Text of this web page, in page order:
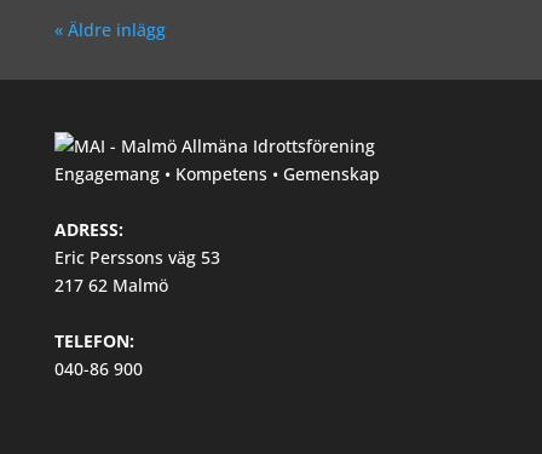
« Äldre inlägg
Engagemang • Kompetens • Gemenskap
ADRESS:
Eric Perssons väg 53
217 62 Malmö
TELEFON:
040-86 900